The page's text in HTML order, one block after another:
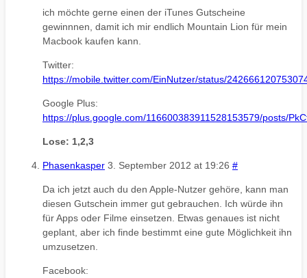
ich möchte gerne einen der iTunes Gutscheine
gewinnnen, damit ich mir endlich Mountain Lion für mein
Macbook kaufen kann.
Twitter:
https://mobile.twitter.com/EinNutzer/status/
Google Plus:
https://plus.google.com/116600383911528153579/posts/
Lose: 1,2,3
Phasenkasper 3. September 2012 at 19:26 #
Da ich jetzt auch du den Apple-Nutzer gehöre, kann man
diesen Gutschein immer gut gebrauchen. Ich würde ihn
für Apps oder Filme einsetzen. Etwas genaues ist nicht
geplant, aber ich finde bestimmt eine gute Möglichkeit ihn
umzusetzen.
Facebook: